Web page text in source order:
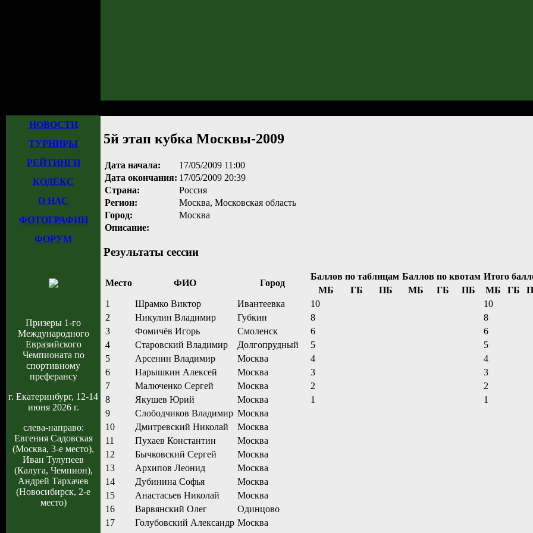
НОВОСТИ
ТУРНИРЫ
РЕЙТИНГИ
КОДЕКС
О НАС
ФОТОГРАФИИ
ФОРУМ
Призеры 1-го
Международного
Евразийского
Чемпионата по
спортивному
преферансу
г. Екатеринбург, 12-14
июня 2026 г.
слева-направо:
Евгения Садовская
(Москва, 3-е место),
Иван Тулупеев
(Калуга, Чемпион),
Андрей Тархачев
(Новосибирск, 2-е
место)
5й этап кубка Москвы-2009
Дата начала:
17/05/2009 11:00
Дата окончания: 17/05/2009 20:39
Страна:
Россия
Регион:
Москва, Московская область
Город:
Москва
Описание:
Результаты сессии
Место ФИО Город
Баллов по таблицам Баллов по квотам Итого
МБ
ГБ ПБ МБ ГБ ПБ МБ ГБ
1
Шрамко Виктор Ивантеевка 10
10
2
Никулин Владимир Губкин 8
8
3
Фомичёв Игорь Смоленск 6
6
4
Старовский Владимир Долгопрудный 5
5
5
Арсенин Владимир Москва 4
4
6
Нарышкин Алексей Москва 3
3
7
Малюченко Сергей Москва 2
2
8
Якушев Юрий Москва 1
1
9
Слободчиков Владимир Москва
10
Дмитревский Николай
Москва
11
Пухаев Константин
Москва
12
Бычковский Сергей
Москва
13
Архипов Леонид
Москва
14
Дубинина Софья
Москва
15
Анастасьев Николай
Москва
16
Варвянский Олег
Одинцово
17
Голубовский Александр Москва